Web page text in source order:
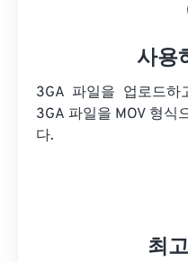
사용
3GA 파일을 업로드
3GA 파일을 MOV 형식
다.
최